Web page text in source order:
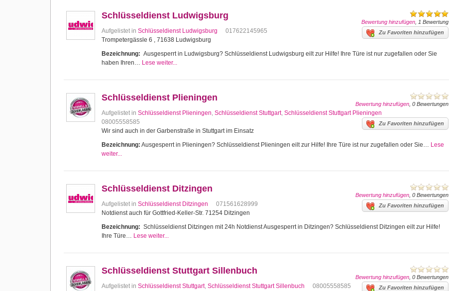
Bewertung hinzufügen , 1 Bewertung
Schlüsseldienst Ludwigsburg
Aufgelistet in Schlüsseldienst Ludwigsburg Zu Favoriten hinzufügen
017622145965
Trompetergässle 6 , 71638 Ludwigsburg
Bezeichnung: Ausgesperrt in Ludwigsburg? Schlüsseldienst Ludwigsburg eilt zur Hilfe! Ihre Türe ist nur zugefallen oder Sie
haben Ihren… Lese weiter...
Bewertung hinzufügen , 0 Bewertungen
Schlüsseldienst Plieningen
Aufgelistet in Schlüsseldienst Plieningen, Schlüsseldienst Stuttgart, Schlüsseldienst Stuttgart Plieningen
Zu Favoriten hinzufügen
08005558585
Wir sind auch in der Garbenstraße in Stuttgart im Einsatz
Bezeichnung: Ausgesperrt in Plieningen? Schlüsseldienst Plieningen eilt zur Hilfe! Ihre Türe ist nur zugefallen oder Sie… Lese
weiter...
Bewertung hinzufügen , 0 Bewertungen
Schlüsseldienst Ditzingen
Aufgelistet in Schlüsseldienst Ditzingen Zu Favoriten hinzufügen
071561628999
Notdienst auch für Gottfried-Keller-Str. 71254 Ditzingen
Bezeichnung: Schlüsseldienst Ditzingen mit 24h Notdienst Ausgesperrt in Ditzingen? Schlüsseldienst Ditzingen eilt zur Hilfe!
Ihre Türe… Lese weiter...
Bewertung hinzufügen , 0 Bewertungen
Schlüsseldienst Stuttgart Sillenbuch
Aufgelistet in Schlüsseldienst Stuttgart, Schlüsseldienst Stuttgart Sillenbuch Zu Favoriten hinzufügen
08005558585